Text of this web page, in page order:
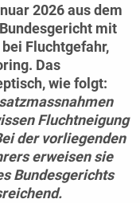
2026aus dem
mit
Fluchtgefahr,
Das
wie folgt:
Fluchtneigung
der vorliegenden
erweisen sie
Bundesgerichts